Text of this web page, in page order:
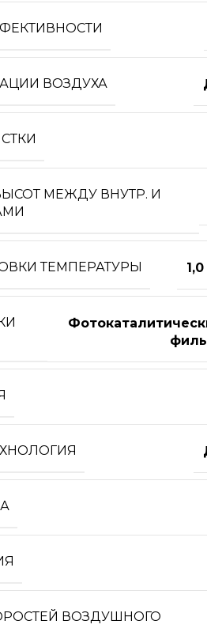
ВОЗДУХА
МЕЖДУ ВНУТР. И
ТЕМПЕРАТУРЫ
ВОЗДУШНОГО